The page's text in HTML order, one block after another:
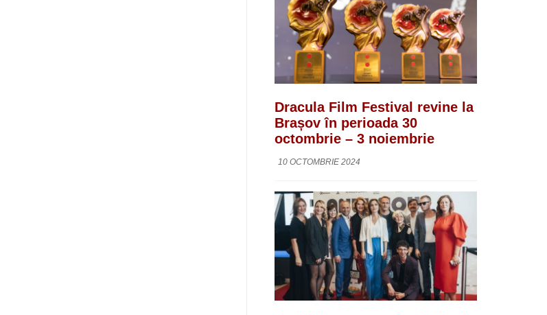
Dracula Film Festival revine la
Brașov în perioada 30
octombrie – 3 noiembrie
10 OCTOMBRIE 2024